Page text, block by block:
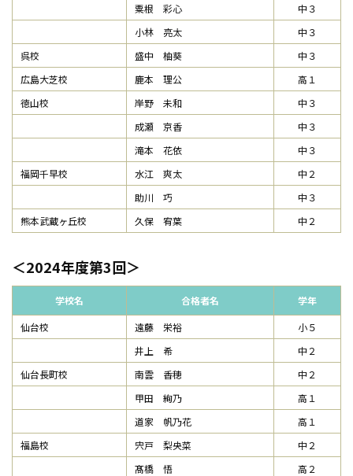
粟根 彩心
中３
小林 亮太
中３
呉校
盛中 柚葵
中３
広島大芝校
鹿本 理公
高１
徳山校
岸野 未和
中３
成瀬 京香
中３
滝本 花依
中３
福岡千早校
水江 爽太
中２
助川 巧
中３
熊本武蔵ヶ丘校
久保 宥葉 中２
2024年度第3回
学校名 合格者名
学年
仙台校
遠藤 栄裕
小５
井上 希
中２
仙台長町校
南雲 香穂
中２
甲田 絢乃
高１
道家 帆乃花
高１
福島校
宍戸 梨央菜
中２
髙橋 悟
高２